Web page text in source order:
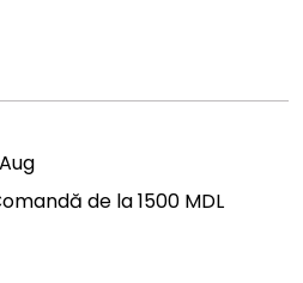
de la 1500 MDL